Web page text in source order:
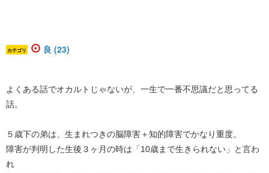
カテゴリ 良 (23)
よくある話でオカルトじゃないが、一生で一番不思議だと思ってる
話。
５歳下の弟は、生まれつきの脳障害＋知的障害でかなり重度。
障害が判明した生後３ヶ月の時は「10歳まで生きられない」と言わ
れ